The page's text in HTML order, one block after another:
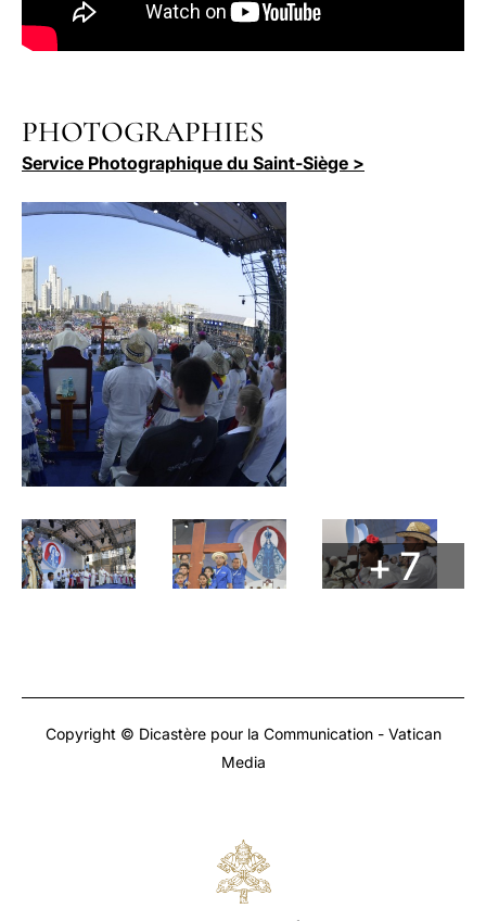
PHOTOGRAPHIES
Service Photographique du Saint-Siège >
+ 7
Copyright © Dicastère pour la Communication - Vatican
Media